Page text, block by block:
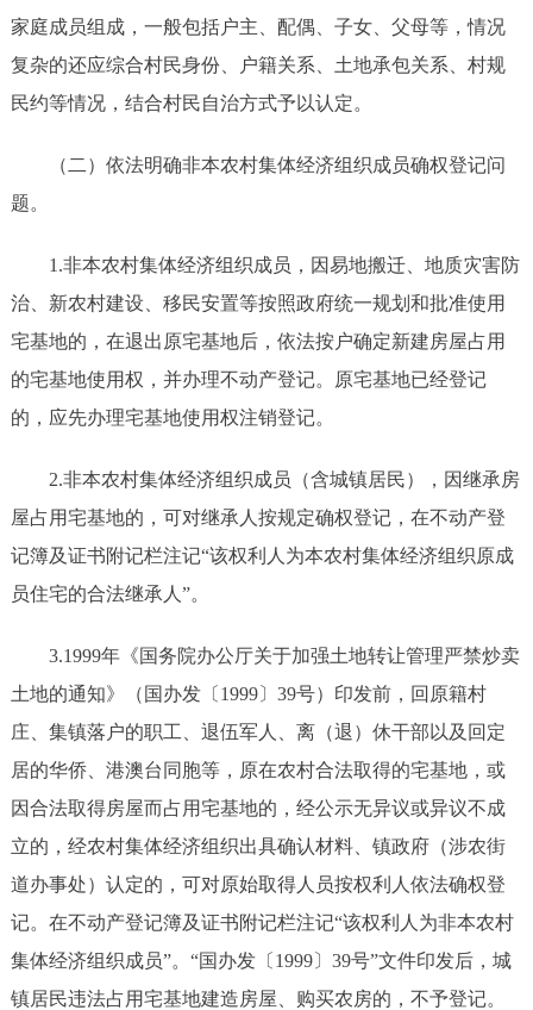
家庭成员组成，一般包括户主、配偶、子女、父母等，情况
复杂的还应综合村民身份、户籍关系、土地承包关系、村规
民约等情况，结合村民自治方式予以认定。
（二）依法明确非本农村集体经济组织成员确权登记问
题。
1.非本农村集体经济组织成员，因易地搬迁、地质灾害防
治、新农村建设、移民安置等按照政府统一规划和批准使用
宅基地的，在退出原宅基地后，依法按户确定新建房屋占用
的宅基地使用权，并办理不动产登记。原宅基地已经登记
的，应先办理宅基地使用权注销登记。
2.非本农村集体经济组织成员（含城镇居民），因继承房
屋占用宅基地的，可对继承人按规定确权登记，在不动产登
记簿及证书附记栏注记“该权利人为本农村集体经济组织原成
员住宅的合法继承人”。
3.1999年《国务院办公厅关于加强土地转让管理严禁炒卖
土地的通知》（国办发〔1999〕39号）印发前，回原籍村
庄、集镇落户的职工、退伍军人、离（退）休干部以及回定
居的华侨、港澳台同胞等，原在农村合法取得的宅基地，或
因合法取得房屋而占用宅基地的，经公示无异议或异议不成
立的，经农村集体经济组织出具确认材料、镇政府（涉农街
道办事处）认定的，可对原始取得人员按权利人依法确权登
记。在不动产登记簿及证书附记栏注记“该权利人为非本农村
集体经济组织成员”。“国办发〔1999〕39号”文件印发后，城
镇居民违法占用宅基地建造房屋、购买农房的，不予登记。